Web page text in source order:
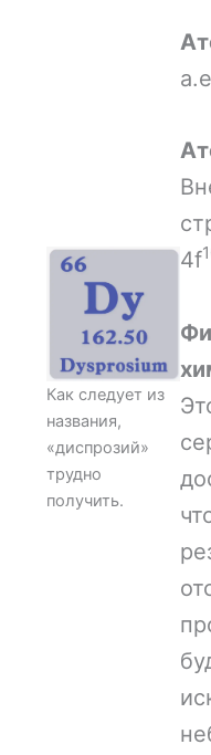
Как следует из
названия,
«диспрозий»
трудно
получить.
4f